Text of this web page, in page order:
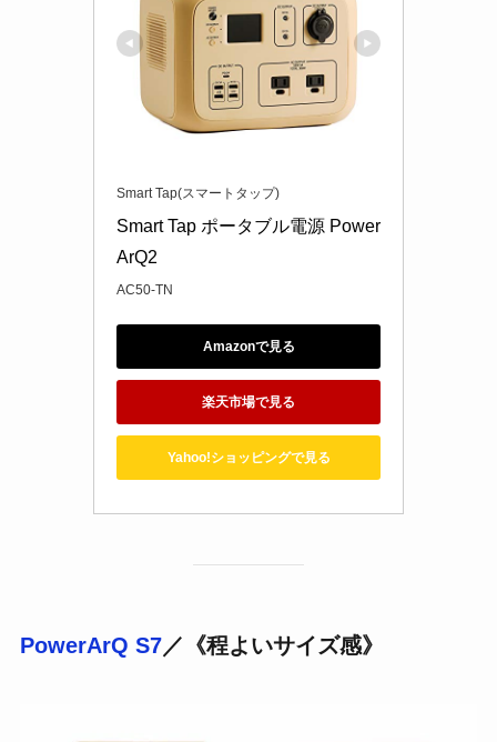
Smart Tap(スマートタップ)
Smart Tap ポータブル電源 Power
ArQ2
AC50-TN
Amazonで見る
楽天市場で見る
Yahoo!ショッピングで見る
PowerArQ S7／《程よいサイズ感》